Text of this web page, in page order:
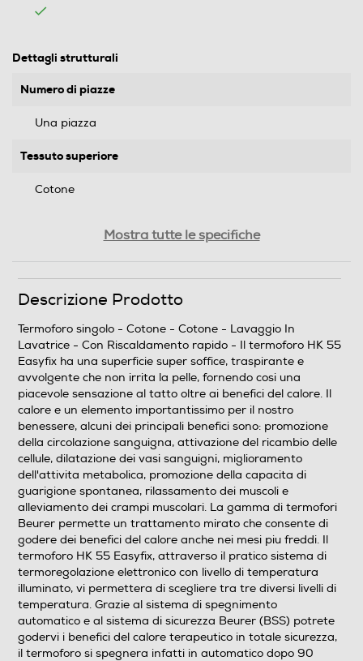
Dettagli strutturali
Numero di piazze
Una piazza
Tessuto superiore
Cotone
Dimensioni - Peso
Larghezza-mm
300
Profondità-mm
590
Peso-Kg
Descrizione
Descrizione marketing
Mostra tutte le specifiche
Descrizione Prodotto
Termoforo singolo - Cotone - Cotone - Lavaggio In
Lavatrice - Con Riscaldamento rapido - Il termoforo HK 55
Easyfix ha una superficie super soffice, traspirante e
avvolgente che non irrita la pelle, fornendo cosi una
piacevole sensazione al tatto oltre ai benefici del calore. Il
calore e un elemento importantissimo per il nostro
benessere, alcuni dei principali benefici sono: promozione
della circolazione sanguigna, attivazione del ricambio delle
cellule, dilatazione dei vasi sanguigni, miglioramento
dell'attivita metabolica, promozione della capacita di
guarigione spontanea, rilassamento dei muscoli e
alleviamento dei crampi muscolari. La gamma di termofori
Beurer permette un trattamento mirato che consente di
godere dei benefici del calore anche nei mesi piu freddi. Il
termoforo HK 55 Easyfix, attraverso il pratico sistema di
termoregolazione elettronico con livello di temperatura
illuminato, vi permettera di scegliere tra tre diversi livelli di
temperatura. Grazie al sistema di spegnimento
automatico e al sistema di sicurezza Beurer (BSS) potrete
godervi i benefici del calore terapeutico in totale sicurezza,
il termoforo si spegnera infatti in automatico dopo 90